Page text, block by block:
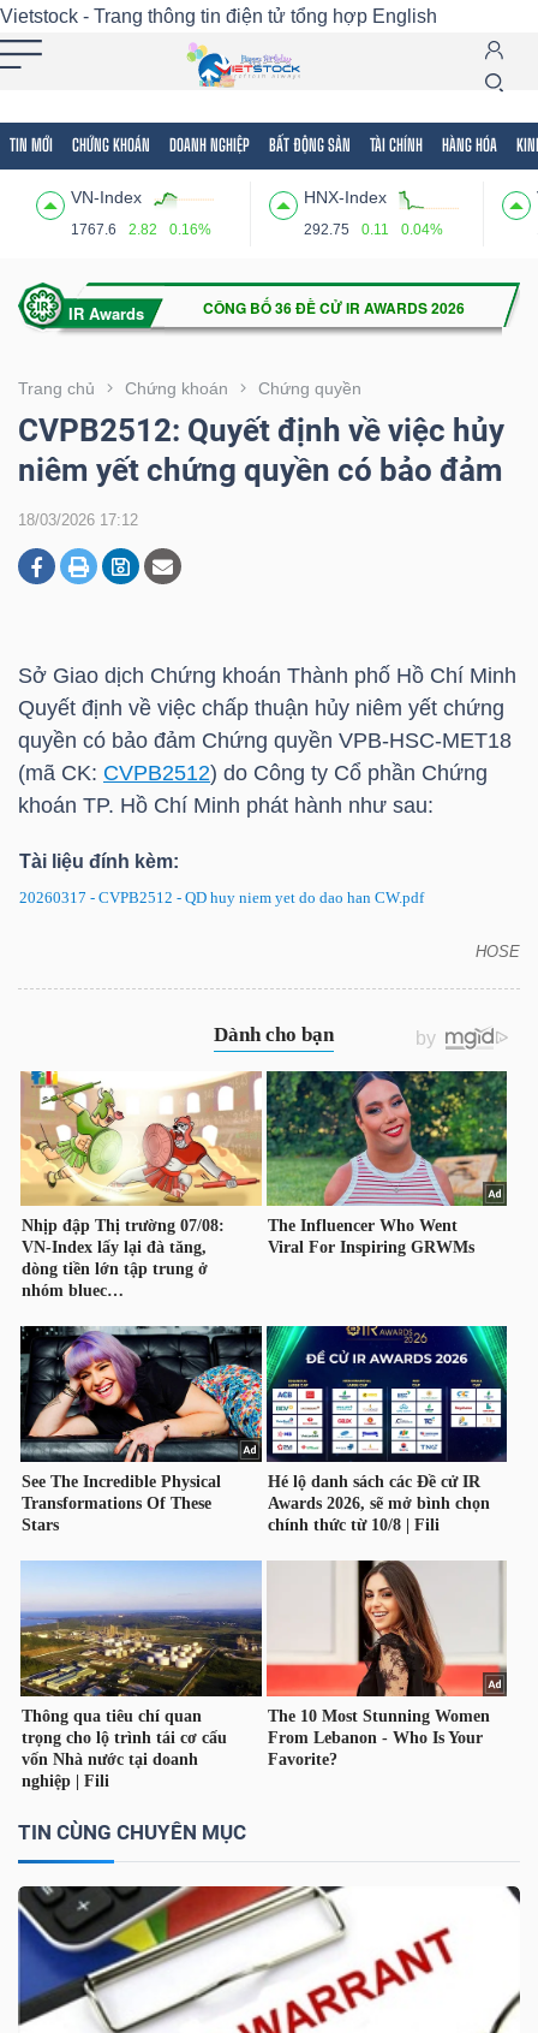
Vietstock - Trang thông tin điện tử tổng hợp English
TIN MỚI CHỨNG KHOÁN DOANH NGHIỆP BẤT ĐỘNG SẢN TÀI CHÍNH HÀNG HÓA
VN-Index
1767.6 2.82 0.16%
HNX-Index
292.75 0.11 0.04%
Trang chủ Chứng khoán Chứng quyền
CVPB2512: Quyết định về việc hủy
niêm yết chứng quyền có bảo đảm
18/03/2026 17:12
Sở Giao dịch Chứng khoán Thành phố Hồ Chí Minh
Quyết định về việc chấp thuận hủy niêm yết chứng
quyền có bảo đảm Chứng quyền VPB-HSC-MET18
(mã CK: CVPB2512) do Công ty Cổ phần Chứng
khoán TP. Hồ Chí Minh phát hành như sau:
Tài liệu đính kèm:
20260317 - CVPB2512 - QD huy niem yet do dao han CW.pdf
HOSE
TIN CÙNG CHUYÊN MỤC
Tất cả Tính năng Ngành Mã chứng khoán
Tính
(-)
VIETSTOCK
CHỨNG
BẤT
ĐỘNG
HÀNG
HÓA
KINH
TẾ
THẾ
GIỚI
ĐÔNG
DƯƠNG
TÀI
CÁ
NHÂN
PHÂN
TÍCH
VIETSTOCKFINANCE